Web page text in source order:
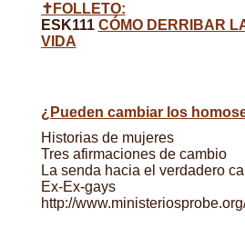
✝FOLLETO:
ESK111 CÓMO DERRIBAR
VIDA
¿Pueden cambiar los
Historias de mujeres
Tres afirmaciones de cambio
La senda hacia el verdadero
Ex-Ex-gays
http://